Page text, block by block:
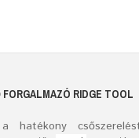
RIDGE TOOL
hatékony